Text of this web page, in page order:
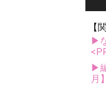
【
▶
▶
月】